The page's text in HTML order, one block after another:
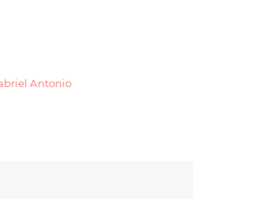
Antonio